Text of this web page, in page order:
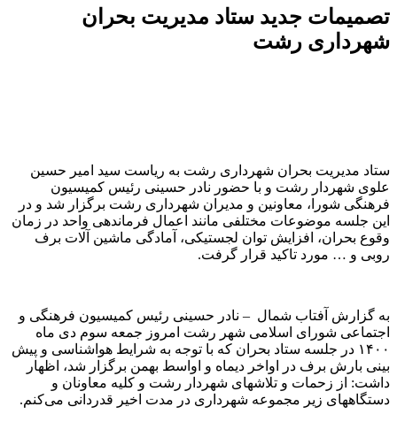
تصمیمات جدید ستاد مدیریت بحران
شهرداری رشت
ستاد مدیریت بحران شهرداری رشت به ریاست سید امیر حسین
علوی شهردار رشت و با حضور نادر حسینی رئیس کمیسیون
فرهنگی شورا، معاونین و مدیران شهرداری رشت برگزار شد و در
این جلسه موضوعات مختلفی مانند اعمال فرماندهی واحد در زمان
وقوع بحران، افزایش توان لجستیکی، آمادگی ماشین‌ آلات برف‌
روبی و … مورد تاکید قرار گرفت.
به گزارش آفتاب شمال – نادر حسینی رئیس کمیسیون فرهنگی و
اجتماعی شورای اسلامی شهر رشت امروز جمعه سوم دی ماه
۱۴۰۰ در جلسه ستاد بحران که با توجه به شرایط هواشناسی و پیش
بینی بارش برف در اواخر دیماه و اواسط بهمن برگزار شد، اظهار
داشت: از زحمات و تلاشهای شهردار رشت و کلیه معاونان و
دستگاههای زیر مجموعه شهرداری در مدت اخیر قدردانی می‌کنم.